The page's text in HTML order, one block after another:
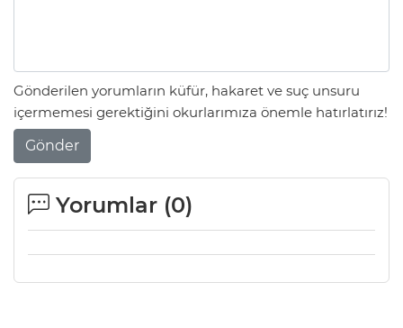
Gönderilen yorumların küfür, hakaret ve suç unsuru
içermemesi gerektiğini okurlarımıza önemle hatırlatırız!
Gönder
Yorumlar (0)